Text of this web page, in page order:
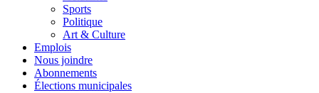
Sports
Politique
Art & Culture
Emplois
Nous joindre
Abonnements
Élections municipales